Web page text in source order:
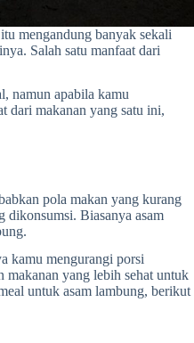
mengandung banyak sekali
Salah satu manfaat dari
namun apabila kamu
dari makanan yang satu ini,
pola makan yang kurang
dikonsumsi. Biasanya asam
kamu mengurangi porsi
makanan yang lebih sehat untuk
untuk asam lambung, berikut